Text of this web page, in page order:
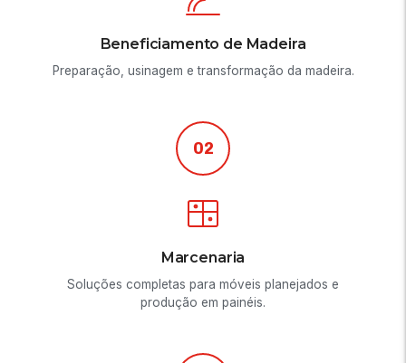
Beneficiamento de Madeira
Preparação, usinagem e transformação da madeira.
02
Marcenaria
Soluções completas para móveis planejados e
produção em painéis.